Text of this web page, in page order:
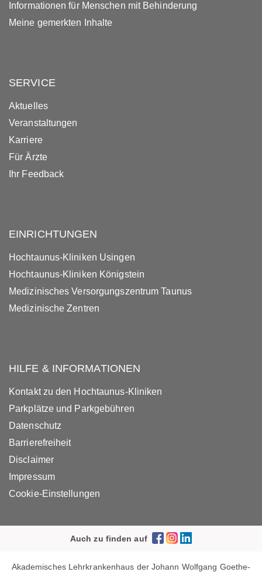
Informationen für Menschen mit Behinderung
Meine gemerkten Inhalte
SERVICE
Aktuelles
Veranstaltungen
Karriere
Für Ärzte
Ihr Feedback
EINRICHTUNGEN
Hochtaunus-Kliniken Usingen
Hochtaunus-Kliniken Königstein
Medizinisches Versorgungszentrum Taunus
Medizinische Zentren
HILFE & INFORMATIONEN
Kontakt zu den Hochtaunus-Kliniken
Parkplätze und Parkgebühren
Datenschutz
Barrierefreiheit
Disclaimer
Impressum
Cookie-Einstellungen
Auch zu finden auf
Akademisches Lehrkrankenhaus der Johann Wolfgang Goethe-